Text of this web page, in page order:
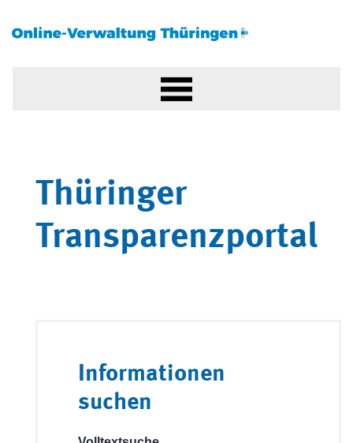
Thüringer
Transparenzportal
Informationen
suchen